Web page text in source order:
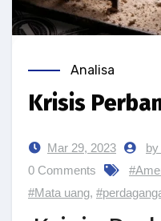
Analisa
Krisis
Mar 29, 2023
0 Comments
#Mata uang,